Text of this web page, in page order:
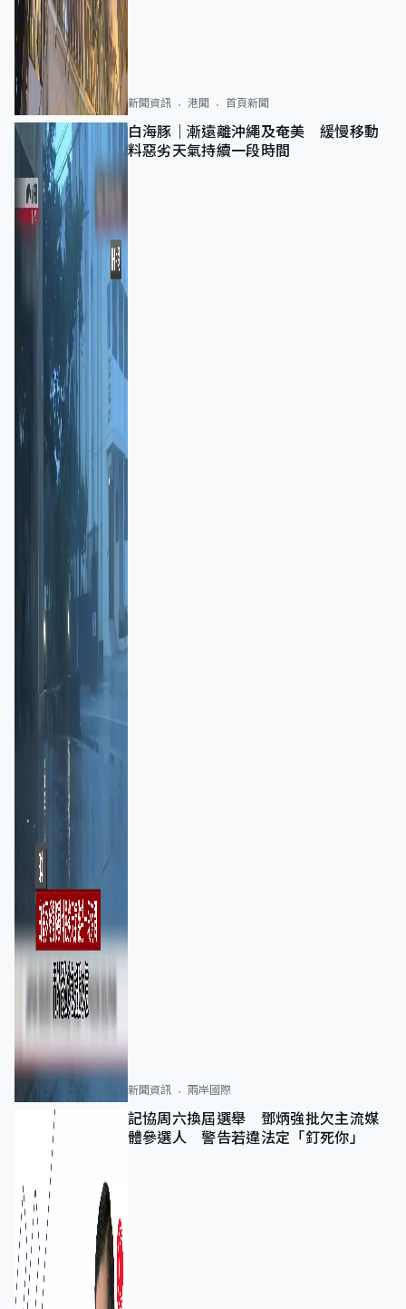
新聞資訊 港聞 首頁新聞
白海豚｜漸遠離沖繩及奄美 緩慢移動
料惡劣天氣持續一段時間
新聞資訊 兩岸國際
記協周六換屆選舉 鄧炳強批欠主流媒
體參選人 警告若違法定「釘死你」